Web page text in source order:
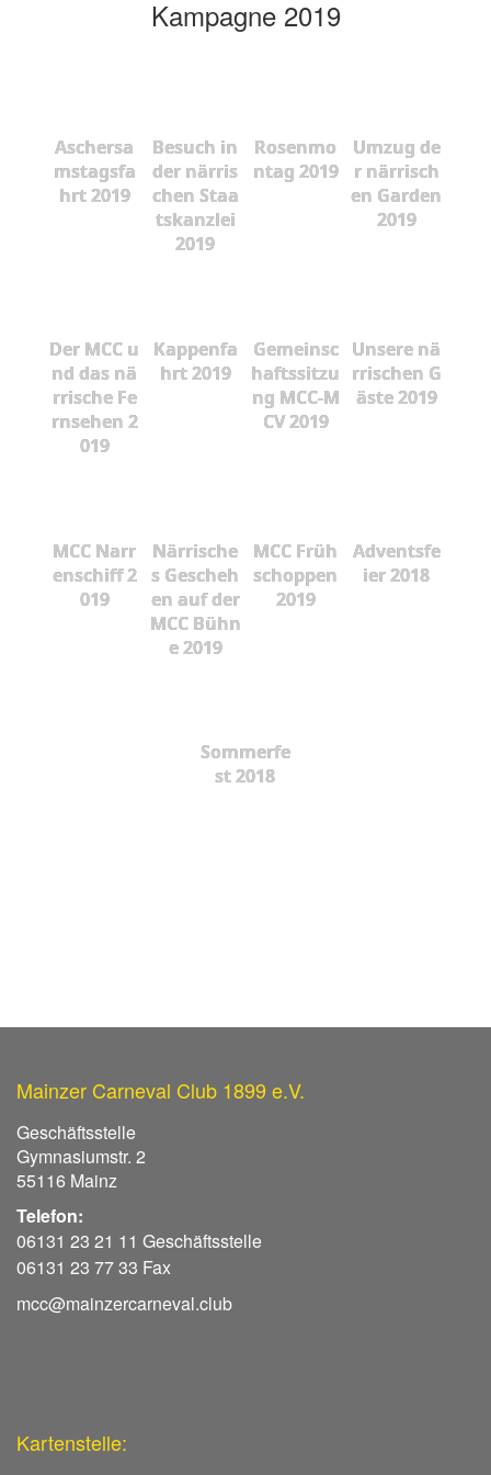
Kampagne 2019
Aschersa
mstagsfa
hrt 2019
Besuch in
der närris
chen Staa
tskanzlei
2019
Rosenmo
ntag 2019
Umzug de
r närrisch
en Garden
2019
Der MCC u
nd das nä
rrische Fe
rnsehen 2
019
Kappenfa
hrt 2019
Gemeinsc
haftssitzu
ng MCC-M
CV 2019
Unsere nä
rrischen G
äste 2019
MCC Narr
enschiff 2
019
Närrische
s Gescheh
en auf der
MCC Bühn
e 2019
MCC Früh
schoppen
2019
Adventsfe
ier 2018
Sommerfe
st 2018
Mainzer Carneval Club 1899 e.V.
Geschäftsstelle
Gymnasiumstr. 2
55116 Mainz
Telefon:
06131 23 21 11 Geschäftsstelle
06131 23 77 33 Fax
mcc@mainzercarneval.club
Kartenstelle: